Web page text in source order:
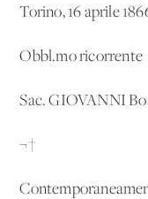
Torino, 16 aprile
Obbl.mo ricorrente
Sac. GIOVANNI
¬†